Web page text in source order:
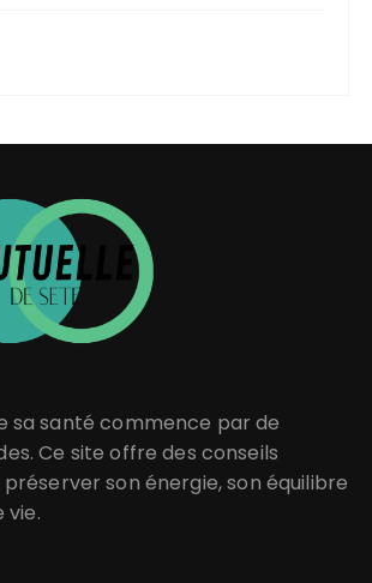
sa santé commence par de
Ce site offre des conseils
préserver son énergie, son équilibre
vie.